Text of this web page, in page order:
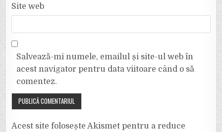
Site web
Salvează-mi numele, emailul și site-ul web în
acest navigator pentru data viitoare când o să
comentez.
Acest site folosește Akismet pentru a reduce